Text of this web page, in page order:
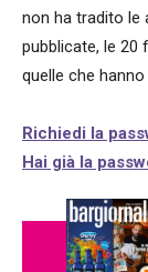
non ha tradito le
pubblicate, le 20
quelle che
Richiedi la
Hai già la